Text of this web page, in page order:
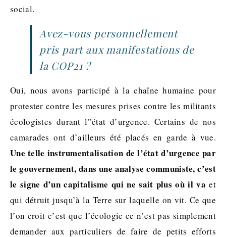
social.
Avez-vous personnellement
pris part aux manifestations de
la COP21 ?
Oui, nous avons participé à la chaîne humaine pour
protester contre les mesures prises contre les militants
écologistes durant l”état d’urgence. Certains de nos
camarades ont d’ailleurs été placés en garde à vue.
Une telle instrumentalisation de l’état d’urgence par
le gouvernement, dans une analyse communiste, c’est
le signe d’un capitalisme qui ne sait plus où il va et
qui détruit jusqu’à la Terre sur laquelle on vit. Ce que
l’on croit c’est que l’écologie ce n’est pas simplement
demander aux particuliers de faire de petits efforts